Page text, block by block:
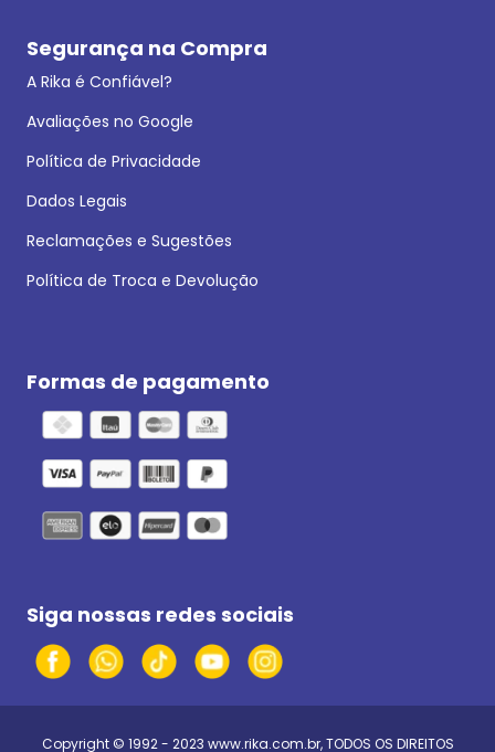
Segurança na Compra
A Rika é Confiável?
Avaliações no Google
Política de Privacidade
Dados Legais
Reclamações e Sugestões
Política de Troca e Devolução
Formas de pagamento
Siga nossas redes sociais
Copyright © 1992 - 2023 www.rika.com.br, TODOS OS DIREITOS